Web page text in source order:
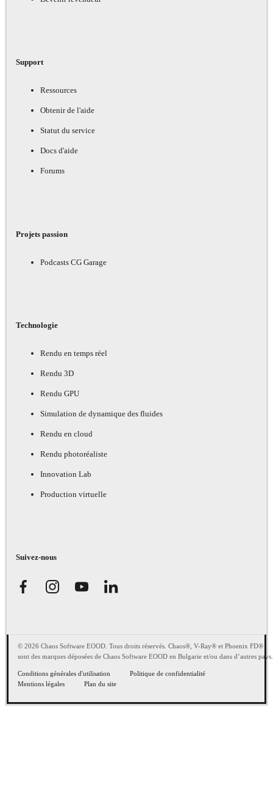
Support
Ressources
Obtenir de l'aide
Statut du service
Docs d'aide
Forums
Projets passion
Podcasts CG Garage
Technologie
Rendu en temps réel
Rendu 3D
Rendu GPU
Simulation de dynamique des fluides
Rendu en cloud
Rendu photoréaliste
Innovation Lab
Production virtuelle
Suivez-nous
© 2026 Chaos Software EOOD. Tous droits réservés. Chaos®, V-Ray® et Phoenix FD®
sont des marques déposées de Chaos Software EOOD en Bulgarie et/ou dans d’autres pays.
Conditions générales d'utilisation
Politique de confidentialité
Mentions légales
Plan du site